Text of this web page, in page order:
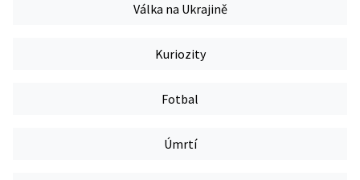
Válka na Ukrajině
Kuriozity
Fotbal
Úmrtí